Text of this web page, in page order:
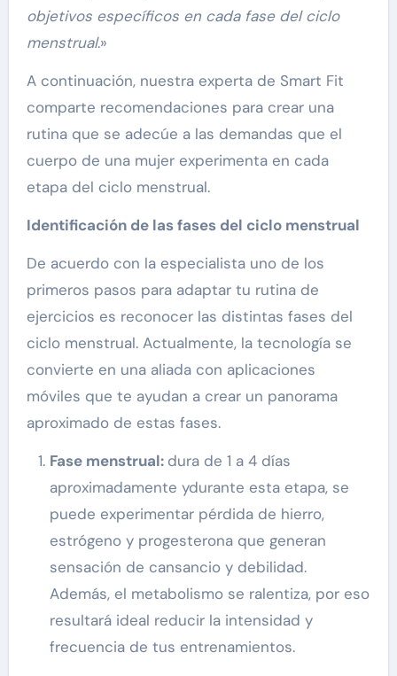
objetivos específicos en cada fase del ciclo
menstrual.»
A continuación, nuestra experta de Smart Fit
comparte recomendaciones para crear una
rutina que se adecúe a las demandas que el
cuerpo de una mujer experimenta en cada
etapa del ciclo menstrual.
Identificación de las fases del ciclo menstrual
De acuerdo con la especialista uno de los
primeros pasos para adaptar tu rutina de
ejercicios es reconocer las distintas fases del
ciclo menstrual. Actualmente, la tecnología se
convierte en una aliada con aplicaciones
móviles que te ayudan a crear un panorama
aproximado de estas fases.
Fase menstrual: dura de 1 a 4 días
aproximadamente ydurante esta etapa, se
puede experimentar pérdida de hierro,
estrógeno y progesterona que generan
sensación de cansancio y debilidad.
Además, el metabolismo se ralentiza, por eso
resultará ideal reducir la intensidad y
frecuencia de tus entrenamientos.